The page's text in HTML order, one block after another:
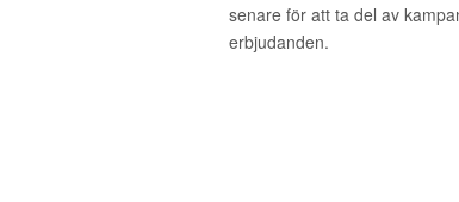
senare för att ta del av
erbjudanden.